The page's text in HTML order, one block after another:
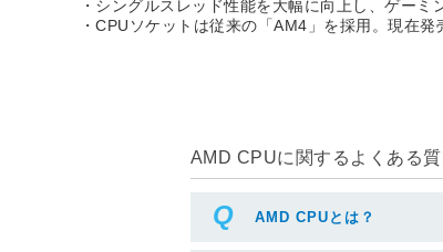
・シングルスレッド性能を大幅に向上し、ゲー
・CPUソケットは従来の「AM4」を採用。現在
AMD CPUに関するよくある
AMD CPUとは？